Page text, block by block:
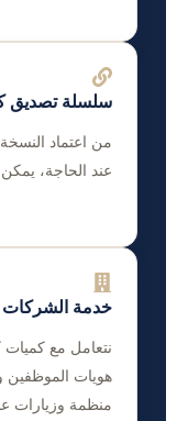
سلسلة تصديق
من اعتماد
عند الحاجة،
خدمة الشركات
نتعامل مع
هويات الموظفين
منظمة وزيارات